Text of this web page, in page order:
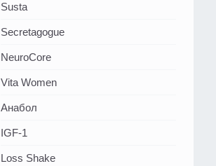
Susta
Secretagogue
NeuroCore
Vita Women
Анабол
IGF-1
Loss Shake